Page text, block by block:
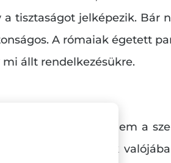
tisztaságot jelképezik. Bár
A rómaiak égetett
állt rendelkezésükre.
legszebb része nem a
a korabeli nők